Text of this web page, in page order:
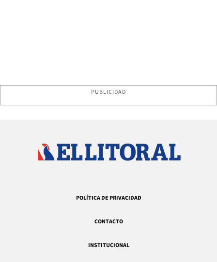
PUBLICIDAD
POLÍTICA DE PRIVACIDAD
CONTACTO
INSTITUCIONAL